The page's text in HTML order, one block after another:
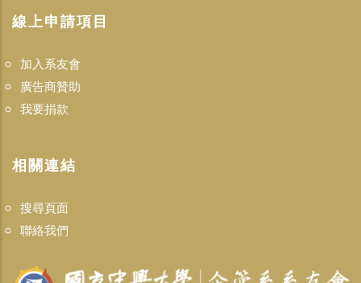
線上申請項目
加入系友會
廣告商贊助
我要捐款
相關連結
搜尋頁面
聯絡我們